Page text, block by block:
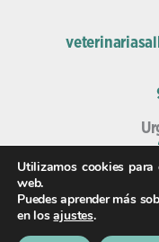
o
Utilizamos cookies para
web.
Puedes aprender más
en losajustes.